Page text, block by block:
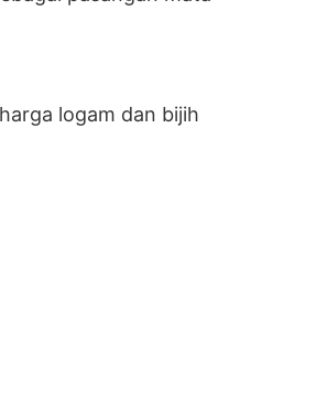
logam dan bijih